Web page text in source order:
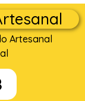
Artesanal